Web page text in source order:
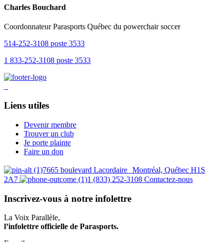
Charles Bouchard
Coordonnateur Parasports Québec du powerchair soccer
514-252-3108 poste 3533
1 833-252-3108 poste 3533
Liens utiles
Devenir membre
Trouver un club
Je porte plainte
Faire un don
7665 boulevard Lacordaire Montréal, Québec H1S
2A7
1 (833) 252-3108 Contactez-nous
Inscrivez-vous à notre infolettre
La Voix Parallèle,
l’infolettre officielle de Parasports.